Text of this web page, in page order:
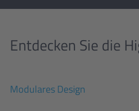
Entdecken Sie die
Modulares Design